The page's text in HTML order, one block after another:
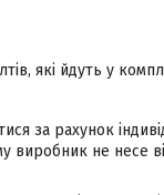
які йдуть у
за рахунок
не несе